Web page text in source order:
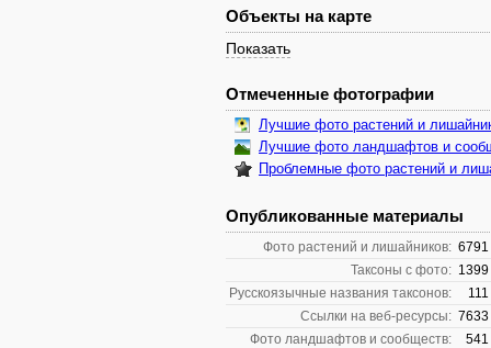
Объекты на карте
Показать
Отмеченные фотографии
Лучшие фото растений и
Лучшие фото ландшафтов и
Проблемные фото растений и
Опубликованные материалы
Фото растений и лишайников: 6791
Таксоны с фото: 1399
Русскоязычные названия таксонов:
111
Ссылки на веб-ресурсы: 7633
Фото ландшафтов и сообществ:
541